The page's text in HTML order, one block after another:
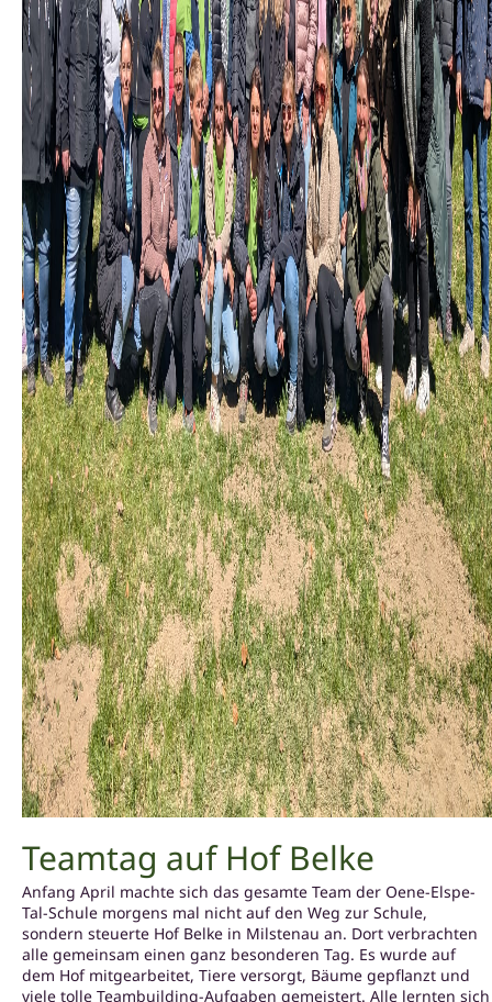
Teamtag auf Hof Belke
Anfang April machte sich das gesamte Team der Oene-Elspe-
Tal-Schule morgens mal nicht auf den Weg zur Schule,
sondern steuerte Hof Belke in Milstenau an. Dort verbrachten
alle gemeinsam einen ganz besonderen Tag. Es wurde auf
dem Hof mitgearbeitet, Tiere versorgt, Bäume gepflanzt und
viele tolle Teambuilding-Aufgaben gemeistert. Alle lernten sich